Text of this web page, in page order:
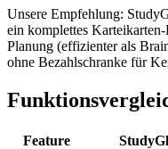
Unsere Empfehlung:
ein komplettes
Planung (effizienter als
ohne Bezahlschranke für
Feature